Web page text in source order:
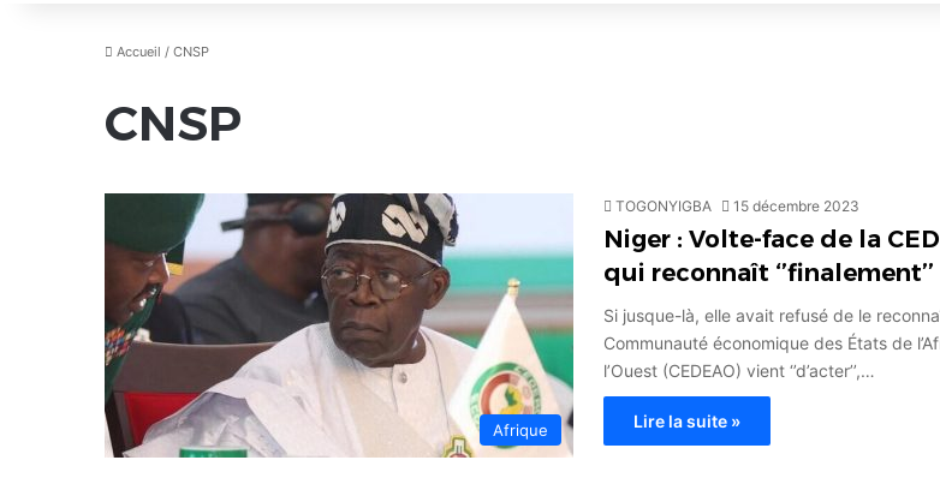
Accueil / CNSP
CNSP
Afrique
TOGONYIGBA 15 décembre 2023
Niger : Volte-face de la
qui reconnaît
Si jusque-là, elle avait refusé de le
Communauté économique des États de
l’Ouest (CEDEAO) vient ‘’d’acter’’,…
Lire la suite »